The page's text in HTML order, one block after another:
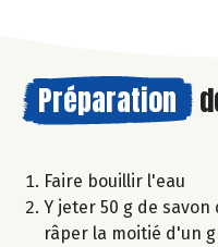
Préparation
Faire bouillir l'eau
Y jeter 50 g de
râper la moitié d'un